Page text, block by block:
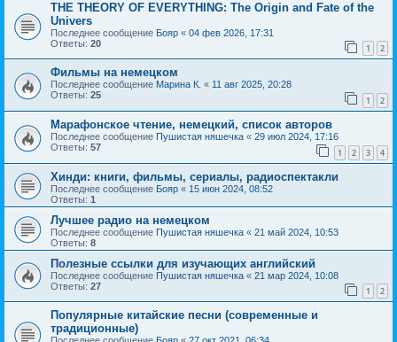
THE THEORY OF EVERYTHING: The Origin and Fate of the
Univers
Последнее сообщение Бояр « 04 фев 2026, 17:31
Ответы: 20 1 2
Фильмы на немецком
Последнее сообщение Марина К. « 11 авг 2025, 20:28
Ответы: 25 1 2
Марафонское чтение, немецкий, список авторов
Последнее сообщение Пушистая няшечка « 29 июл 2024, 17:16
Ответы: 57 1 2 3 4
Хинди: книги, фильмы, сериалы, радиоспектакли
Последнее сообщение Бояр « 15 июн 2024, 08:52
Ответы: 1
Лучшее радио на немецком
Последнее сообщение Пушистая няшечка « 21 май 2024, 10:53
Ответы: 8
Полезные ссылки для изучающих английский
Последнее сообщение Пушистая няшечка « 21 мар 2024, 10:08
Ответы: 27 1 2
Популярные китайские песни (современные и
традиционные)